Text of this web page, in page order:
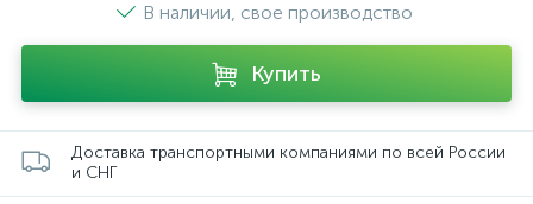
В наличии, свое производство
Купить
Доставка транспортными компаниями по всей России
и СНГ